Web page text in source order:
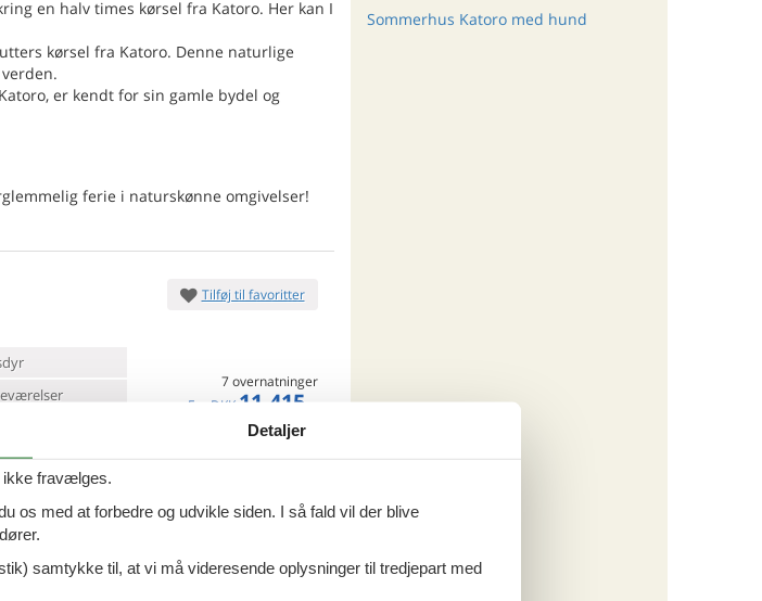
en halv times kørsel fra Katoro. Her kan I
kørsel fra Katoro. Denne naturlige
er kendt for sin gamle bydel og
ferie i naturskønne omgivelser!
Tilføj til favoritter
7 overnatninger
Fra
DKK 11.415,-
Inkl. rengøring og forsikring
Mere info
Sommerhus Katoro med hund
Detaljer
fravælges.
os med at forbedre og udvikle siden. I så fald vil der blive
samtykke til, at vi må videresende oplysninger til tredjepart med